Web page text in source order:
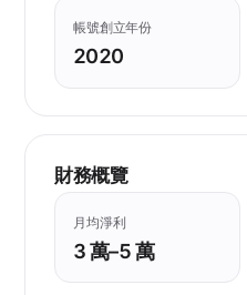
帳號創立年份
2020
財務概覽
月均淨利
3 萬–5 萬